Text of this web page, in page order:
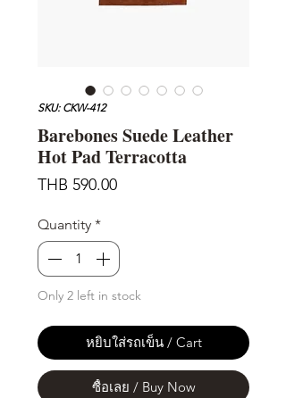
SKU: CKW-412
Barebones Suede Leather
Hot Pad Terracotta
THB 590.00Price
Quantity *
Only 2 left in stock
หยิบใส่รถเข็น / Cart
ซื้อเลย / Buy Now